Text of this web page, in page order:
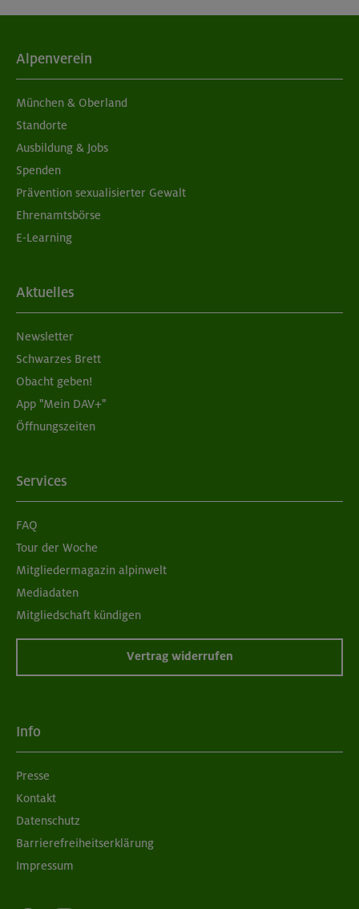
Alpenverein
München & Oberland
Standorte
Ausbildung & Jobs
Spenden
Prävention sexualisierter Gewalt
Ehrenamtsbörse
E-Learning
Aktuelles
Newsletter
Schwarzes Brett
Obacht geben!
App "Mein DAV+"
Öffnungszeiten
Services
FAQ
Tour der Woche
Mitgliedermagazin alpinwelt
Mediadaten
Mitgliedschaft kündigen
Vertrag widerrufen
Info
Presse
Kontakt
Datenschutz
Barrierefreiheitserklärung
Impressum